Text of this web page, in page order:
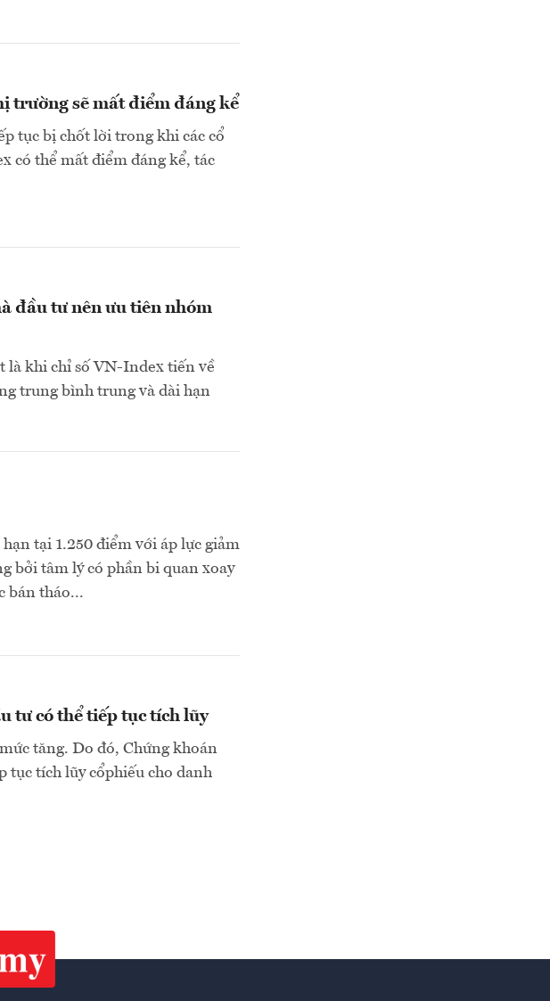
trường sẽ mất điểm đáng kể
tục bị chốt lời trong khi các cổ
có thể mất điểm đáng kể, tác
đầu tư nên ưu tiên nhóm
là khi chỉ số VN-Index tiến về
trung bình trung và dài hạn
tại 1.250 điểm với áp lực giảm
bởi tâm lý có phần bi quan xoay
bán tháo...
tư có thể tiếp tục tích lũy
tăng. Do đó, Chứng khoán
tục tích lũy cổphiếu cho danh